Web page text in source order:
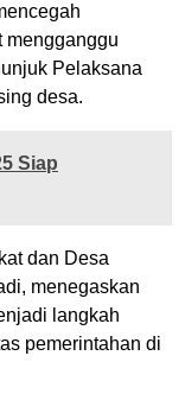
mengganggu
Pelaksana
desa.
Siap
dan Desa
menegaskan
langkah
pemerintahan di